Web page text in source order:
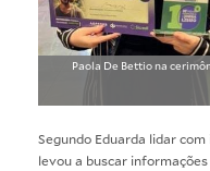
Paola De Bettio na
Segundo Eduarda lidar
levou a buscar